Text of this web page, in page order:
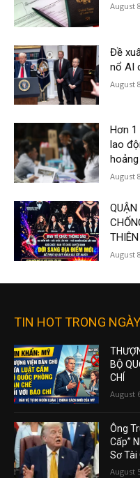
August
Đề
nổ AI
August
Hơn
lao
August
THIÊN
August
TIN HOT TRONG NGÀY
BỘ
CHÍ
August
Ông
Cấp”
Sơ Tài
August